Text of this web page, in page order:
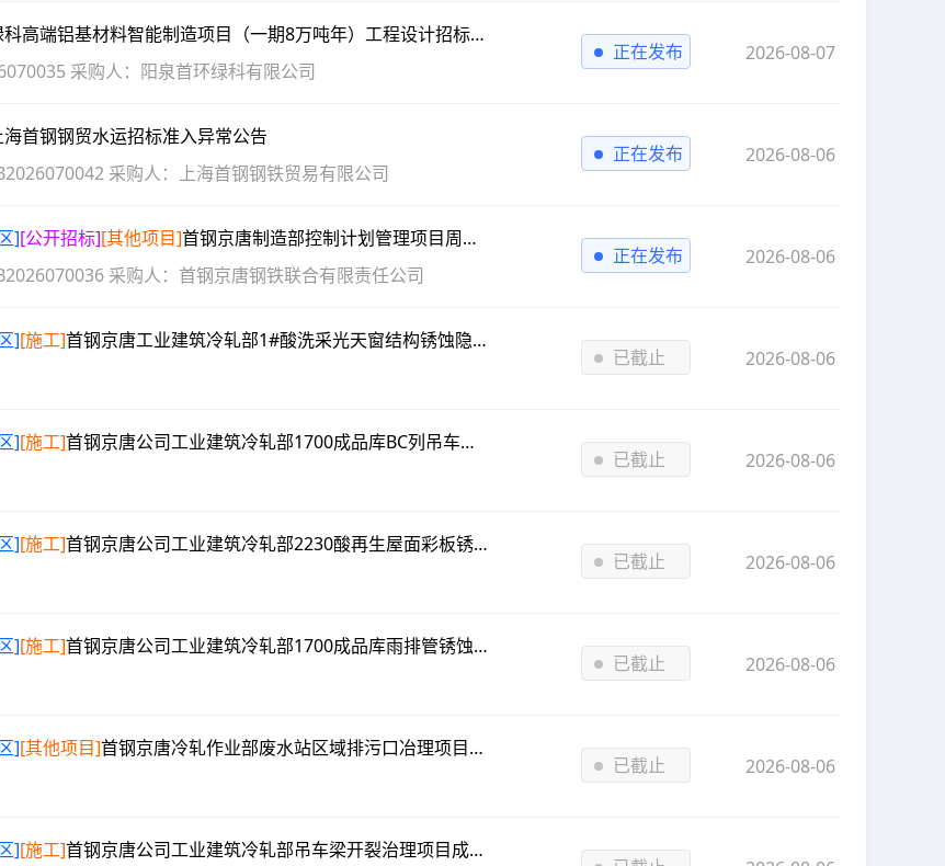
高端铝基材料智能制造项目（一期8万吨年）工程设计招标项目中标候选人公示
采购人： 阳泉首环绿科有限公司
正在发布 2026-08-07
海首钢钢贸水运招标准入异常公告
采购人： 上海首钢钢铁贸易有限公司
正在发布 2026-08-06
][公开招标][其他项目]首钢京唐制造部控制计划管理项目周边配套系统技术开发服务项目中标候选人公示
采购人： 首钢京唐钢铁联合有限责任公司
正在发布 2026-08-06
][施工]首钢京唐工业建筑冷轧部1#酸洗采光天窗结构锈蚀隐患治理项目成交结果公告
已截止 2026-08-06
][施工]首钢京唐公司工业建筑冷轧部1700成品库BC列吊车梁制动系统治理项目成交结果公告
已截止 2026-08-06
][施工]首钢京唐公司工业建筑冷轧部2230酸再生屋面彩板锈蚀治理项目成交结果公告
已截止 2026-08-06
][施工]首钢京唐公司工业建筑冷轧部1700成品库雨排管锈蚀治理项目成交结果公告
已截止 2026-08-06
][其他项目]首钢京唐冷轧作业部废水站区域排污口冶理项目成交结果公告
已截止 2026-08-06
][施工]首钢京唐公司工业建筑冷轧部吊车梁开裂治理项目成交结果公告